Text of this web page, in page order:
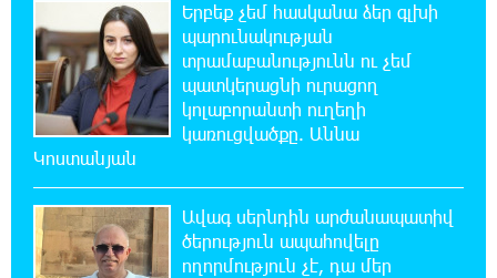
19:49:28 10-08-2026
Հայաստանը և արցախյան մշակութային
ժառանգությունը կներկայացվեն Վիեննայի
միջազգային փառատոնում
ռեստորանի արտադրական
գործունեությունը՝ սանիտարահիգիենիկ նորմերի
խախտումների պատճառով
Երբեք չեմ հասկանա ձեր գլխի
պարունակության
տրամաբանությունն ու չեմ
պատկերացնի ուրացող
կոլաբորանտի ուղեղի
կառուցվածքը. Աննա
Կոստանյան
Ավագ սերնդին արժանապատիվ
ծերություն ապահովելը
ողորմություն չէ, դա մեր